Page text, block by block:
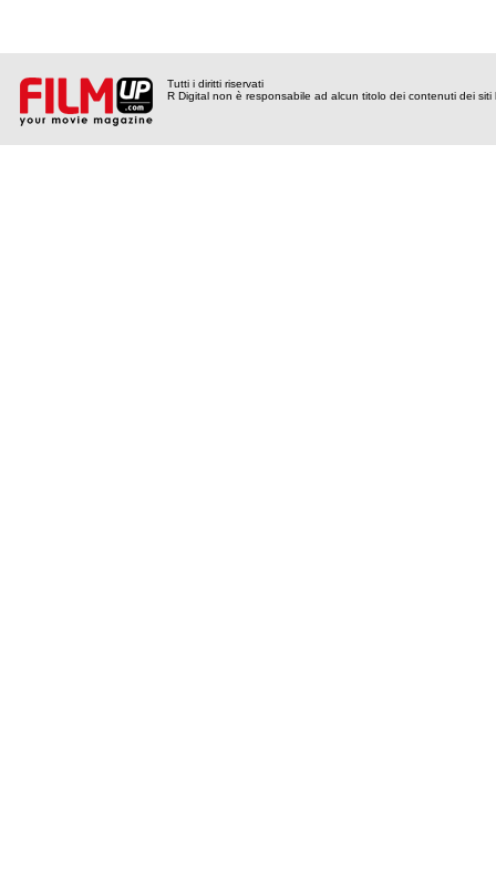
Tutti i diritti riservati
R Digital non è responsabile ad alcun titolo dei contenuti dei siti